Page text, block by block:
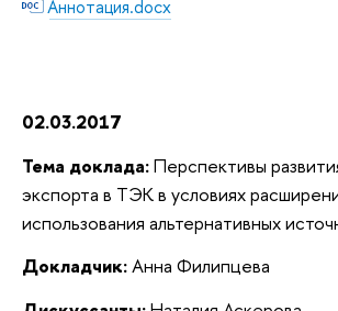
Аннотация.docx
02.03.2017
Тема доклада:Перспективы
экспорта в ТЭК в условиях
использования альтернативных
Докладчик:Анна Филипцева